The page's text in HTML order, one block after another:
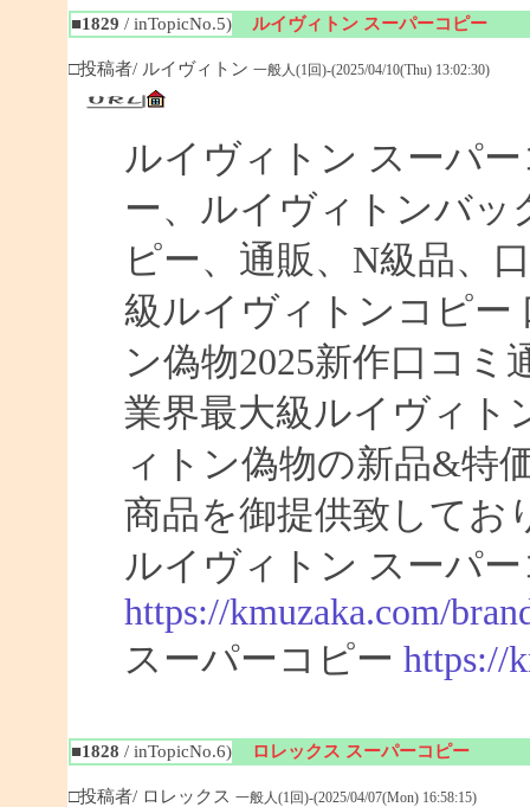
■1829 / inTopicNo.5) ルイヴィトン スーパーコピー
□投稿者/ ルイヴィトン 一般人(1回)-(2025/04/10(Thu) 13:02:30)
ルイヴィトン スーパ
ー、ルイヴィトンバ
ピー、通販、N級品、
級ルイヴィトンコピー
ン偽物2025新作口コ
業界最大級ルイヴィト
ィトン偽物の新品&特
商品を御提供致してお
ルイヴィトン スーパ
https://kmuzaka.com/
スーパーコピー https://
■1828 / inTopicNo.6) ロレックス スーパーコピー
□投稿者/ ロレックス 一般人(1回)-(2025/04/07(Mon) 16:58:15)